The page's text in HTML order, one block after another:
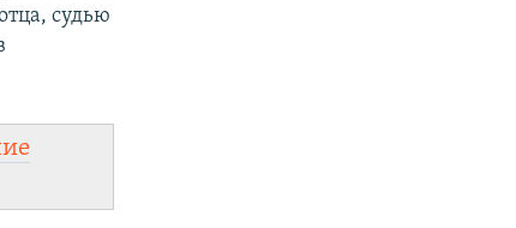
судью